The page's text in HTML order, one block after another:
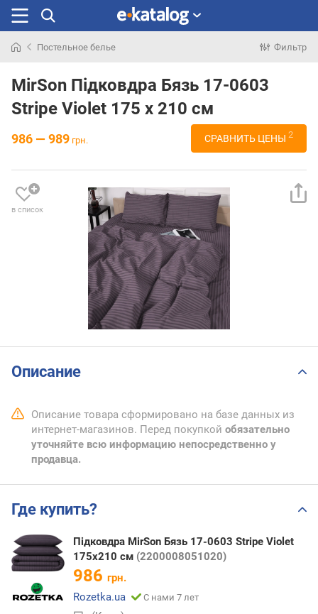
раньше
Постельное белье Фильтр
MirSon Підковдра Бязь 17-0603
Stripe Violet 175 x 210 см
986 — 989 грн. СРАВНИТЬ ЦЕНЫ 2
в список
Описание
Описание товара сформировано на базе данных из
интернет-магазинов. Перед покупкой обязательно
уточняйте всю информацию непосредственно у
продавца.
Где купить?
Підковдра MirSon Бязь 17-0603 Stripe Violet
175х210 см (2200008051020)
986 грн.
Rozetka.ua
С нами 7 лет